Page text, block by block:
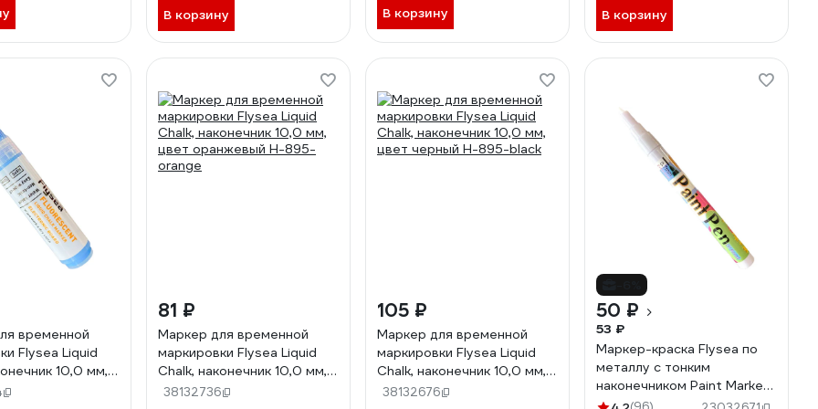
В корзину В корзину В корзину
временной
Flysea Liquid
10,0 мм,
H-895-blue
81 ₽
Маркер для временной
маркировки Flysea Liquid
Chalk, наконечник 10,0 мм,
цвет оранжевый H-895-
38132736
105 ₽
Маркер для временной
маркировки Flysea Liquid
Chalk, наконечник 10,0 мм,
цвет черный H-895-black
38132676
50 ₽
53 ₽
Маркер-краска Flysea по
металлу с тонким
наконечником Paint Marker
FS-177, 0.7 мм, белый FS-